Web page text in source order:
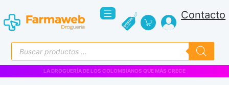
al
contenido
Contacto
Búsqueda
de
productos
VENTAS EMPRESARIALES